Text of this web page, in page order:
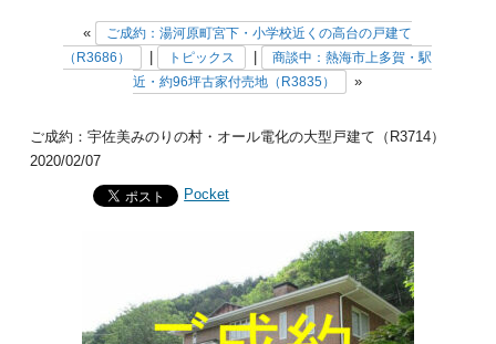
«
ご成約：湯河原町宮下・小学校近くの高台の戸建て
（R3686）
トピックス
商談中：熱海市上多賀・駅
近・約96坪古家付売地（R3835）
»
ご成約：宇佐美みのりの村・オール電化の大型戸建て（R3714）
2020/02/07
Pocket